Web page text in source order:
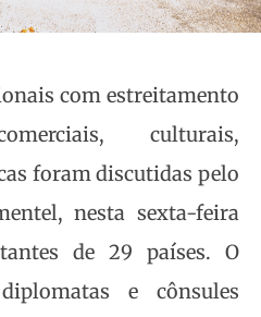
com estreitamento
culturais,
foram discutidas pelo
nesta sexta-feira
de 29 países. O
e cônsules